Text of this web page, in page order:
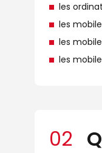
les
les
les
les
02